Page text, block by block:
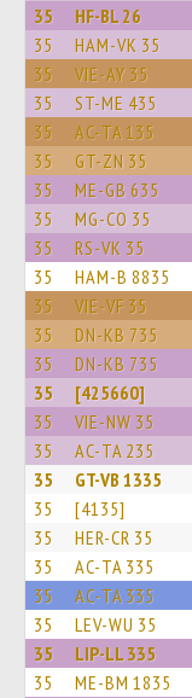
35 HF-BL 26
35 HAM-VK 35
35 VIE-AY 35
35 ST-ME 435
35 AC-TA 135
35 GT-ZN 35
35 ME-GB 635
35 MG-CO 35
35 RS-VK 35
35 HAM-B 8835
35 VIE-VF 35
35 DN-KB 735
35 DN-KB 735
35 [425660]
35 VIE-NW 35
35 AC-TA 235
35 GT-VB 1335
35 [4135]
35 HER-CR 35
35 AC-TA 335
35 AC-TA 335
35 LEV-WU 35
35 LIP-LL 335
35 ME-BM 1835